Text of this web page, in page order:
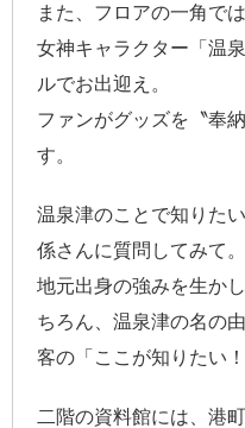
また、フロアの一角で
女神キャラクター「温
ルでお出迎え。
ファンがグッズを〝奉
す。
温泉津のことで知りた
係さんに質問してみて。
地元出身の強みを生か
ちろん、温泉津の名の
客の「ここが知りたい
二階の資料館には、港